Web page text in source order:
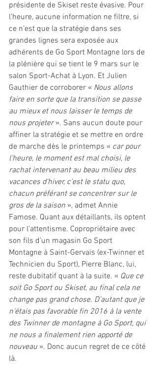
présidente de Skiset reste évasive. Pour
l’heure, aucune information ne filtre, si
ce n’est que la stratégie dans ses
grandes lignes sera exposée aux
adhérents de Go Sport Montagne lors de
la plénière qui se tient le 9 mars sur le
salon Sport-Achat à Lyon. Et Julien
Gauthier de corroborer « Nous allons
faire en sorte que la transition se passe
au mieux et nous laisser le temps de
nous projeter ». Sans aucun doute pour
affiner la stratégie et se mettre en ordre
de marche dès le printemps « car pour
l’heure, le moment est mal choisi, le
rachat intervenant au beau milieu des
vacances d’hiver, c’est le statu quo,
chacun préférant se concentrer sur le
gros de la saison », admet Annie
Famose. Quant aux détaillants, ils optent
pour l’attentisme. Copropriétaire avec
son fils d’un magasin Go Sport
Montagne à Saint-Gervais (ex-Twinner et
Technicien du Sport), Pierre Blanc, lui,
reste dubitatif quant à la suite. « Que ce
soit Go Sport ou Skiset, au final cela ne
change pas grand chose. D’autant que je
n’étais pas favorable fin 2016 à la vente
des Twinner de montagne à Go Sport, qui
ne nous a finalement rien apporté de
nouveau ». Donc aucun regret de ce côté
là.